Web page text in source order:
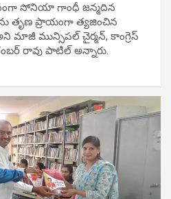
సోనియా గాంధీ జ‌న్మ‌దిన
తృణ ప్రాయంగా త్య‌జించిన
మున్సిప‌ల్ చైర్మ‌న్, కాంగ్రెస్
రావు పాటిల్ అన్నారు.